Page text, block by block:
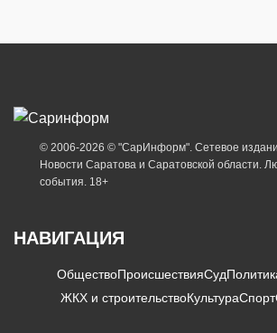
© 2006-2026 © "СарИнформ". Сетевое
Новости Саратова и Саратовской области.
события. 18+
НАВИГАЦИЯ
ОбществоПроисшествияСуд
ЖКХ и строительствоКультураСпорт